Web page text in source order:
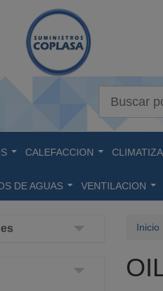
CALEFACCION
DE AGUAS VENTILACION
Inicio